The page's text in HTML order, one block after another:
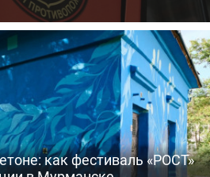
как фестиваль «РОСТ»